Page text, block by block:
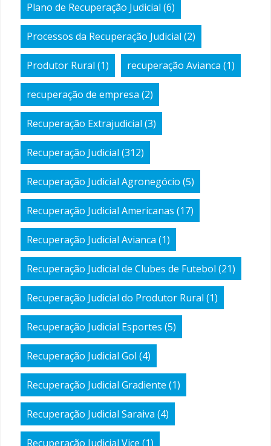
Plano de Recuperação Judicial (6)
Processos da Recuperação Judicial (2)
Produtor Rural (1) recuperação Avianca (1)
recuperação de empresa (2)
Recuperação Extrajudicial (3)
Recuperação Judicial (312)
Recuperação Judicial Agronegócio (5)
Recuperação Judicial Americanas (17)
Recuperação Judicial Avianca (1)
Recuperação Judicial de Clubes de Futebol (21)
Recuperação Judicial do Produtor Rural (1)
Recuperação Judicial Esportes (5)
Recuperação Judicial Gol (4)
Recuperação Judicial Gradiente (1)
Recuperação Judicial Saraiva (4)
Recuperação Judicial Vice (1)